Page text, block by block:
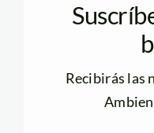
Recibirás las